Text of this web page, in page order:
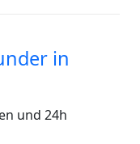
in
und 24h